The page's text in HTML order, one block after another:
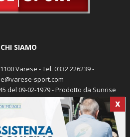
X
CHI SIAMO
Varese - Tel. 0332 226239 -
sport.com
del 09-02-1979 - Prodotto da Sunrise
Michele Marocco -Cookie policy
Pubblicità
sport.com